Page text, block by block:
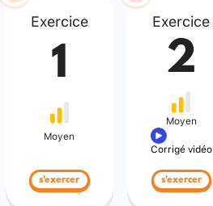
Exercice
1
Moyen
s'exercer
Exercice
2
Moyen
Corrigé vidéo
s'exercer